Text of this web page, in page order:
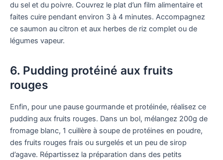
du sel et du poivre. Couvrez le plat d’un film alimentaire et
faites cuire pendant environ 3 à 4 minutes. Accompagnez
ce saumon au citron et aux herbes de riz complet ou de
légumes vapeur.
6. Pudding protéiné aux fruits
rouges
Enfin, pour une pause gourmande et protéinée, réalisez ce
pudding aux fruits rouges. Dans un bol, mélangez 200g de
fromage blanc, 1 cuillère à soupe de protéines en poudre,
des fruits rouges frais ou surgelés et un peu de sirop
d’agave. Répartissez la préparation dans des petits